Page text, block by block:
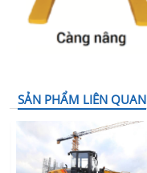
SẢN PHẨM LIÊN QUAN